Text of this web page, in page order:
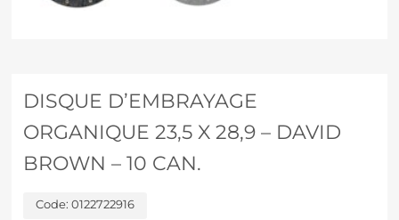
DISQUE D’EMBRAYAGE
ORGANIQUE 23,5 X 28,9 – DAVID
BROWN – 10 CAN.
Code: 0122722916